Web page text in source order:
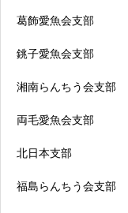
葛飾愛魚会支部
銚子愛魚会支部
湘南らんちう会支部
両毛愛魚会支部
北日本支部
福島らんちう会支部